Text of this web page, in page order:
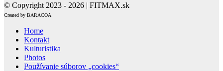
© Copyright 2023 - 2026 | FITMAX.sk
Created by BARACOA
Home
Kontakt
Kulturistika
Photos
Používanie súborov „cookies“